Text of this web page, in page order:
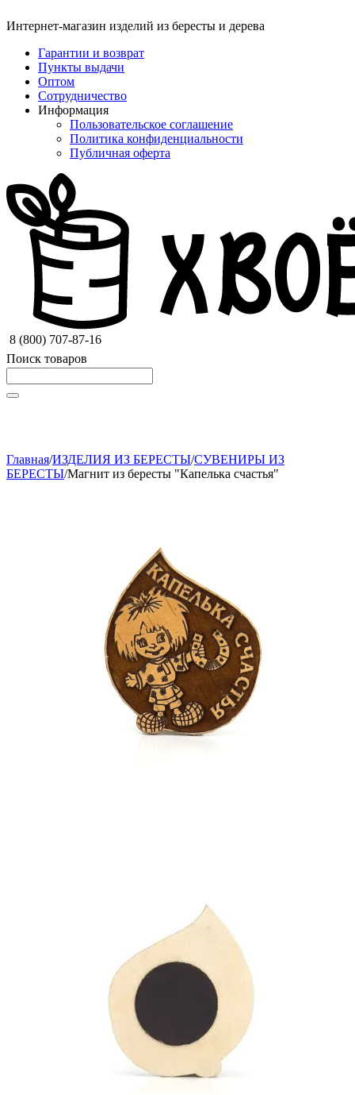
Интернет-магазин изделий из бересты и дерева
Гарантии и возврат
Пункты выдачи
Оптом
Сотрудничество
Информация
Пользовательское соглашение
Политика конфиденциальности
Публичная оферта
8 (800) 707-87-16
Поиск товаров
Главная/ИЗДЕЛИЯ ИЗ БЕРЕСТЫ/СУВЕНИРЫ ИЗ
БЕРЕСТЫ/Магнит из бересты "Капелька счастья"